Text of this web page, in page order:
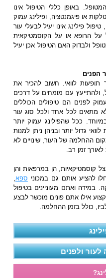
באופן כללי הטיפול אינו
או פיגמנטציה, ופילינג עמוק
פילינג אינו יעיל לבעלי עור
על הרופא או על הקוסמטיקאית
ולבדוק האם הטיפול אכן יעיל
הפנים
תופעות לוואי. חשוב להכיר את
ולהתייעץ עם מומחים על דרכים
עמוק לפנים הם טיפולים הכוללים
מתאים לכל אחד ולכל סוג עור
ככל שהפילינג עמוק יותר
גדול יותר ובניהן ניתן למנות
ההחלמה של העור, שינויים לא
לאורך זמן רב.
קוסמטיקאיות, הן במרפאות והן
להציע אותם גם במכוני ספא,
במידה ואתם מעוניינים בטיפול
אילו אתם פונים מוכשר לבצע
כולל בזמן ההחלמה.
לעור ולפנים